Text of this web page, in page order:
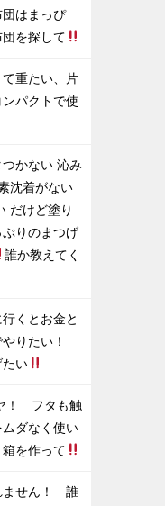
はまっぴ
を探して
重たい、片
パクトで使
かない 沁み
沈着がない
だけど塗り
りのまつげ
誰か教えてく
くとお金と
やりたい！
い
！ フタも触
ダなく使い
を作って
ません！ 誰